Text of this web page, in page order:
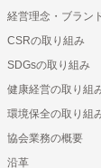
経営理念・ブラン
CSRの取り組み
SDGsの取り組み
健康経営の取り組
環境保全の取り組
協会業務の概要
沿革